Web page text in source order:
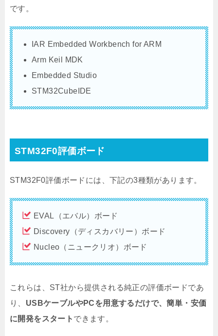
です。
IAR Embedded Workbench for ARM
Arm Keil MDK
Embedded Studio
STM32CubeIDE
STM32F0評価ボード
STM32F0評価ボードには、下記の3種類があります。
EVAL（エバル）ボード
Discovery（ディスカバリー）ボード
Nucleo（ニュークリオ）ボード
これらは、ST社から提供される純正の評価ボードであ
り、 USBケーブルやPCを用意するだけで、簡単・安価
に開発をスタート できます。